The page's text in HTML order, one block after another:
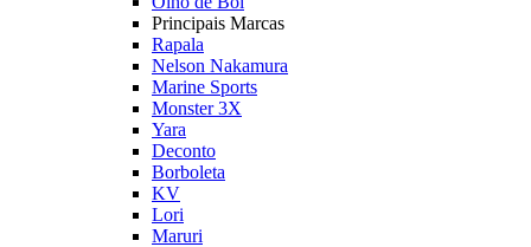
Principais Marcas
Rapala
Nelson Nakamura
Marine Sports
Monster 3X
Yara
Deconto
Borboleta
KV
Lori
Maruri